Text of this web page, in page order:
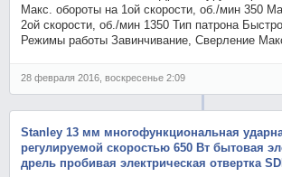
Макс. обороты на 1ой скорости, об./мин 350
2ой скорости, об./мин 1350 Тип патрона
Режимы работы Завинчивание, Сверление
28 февраля 2016, воскресенье 2:09
Stanley 13 мм многофункциональная
регулируемой скоростью 650 Вт бытовая
дрель пробивая электрическая отвертка